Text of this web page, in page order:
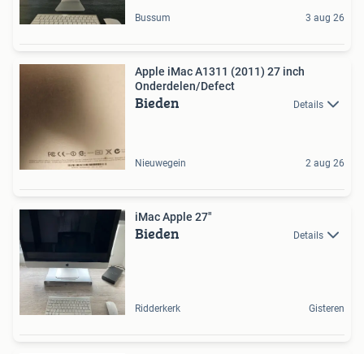
Bussum 3 aug 26
Apple iMac A1311 (2011) 27 inch
Onderdelen/Defect
Bieden Details
Nieuwegein 2 aug 26
iMac Apple 27"
Bieden Details
Ridderkerk Gisteren